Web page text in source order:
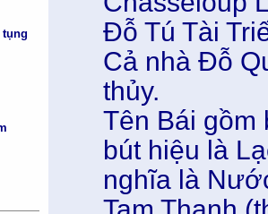
Đỗ Tú Tài
Cả nhà Đỗ
thủy.
Tên Bái gồm
bút hiệu là
nghĩa là